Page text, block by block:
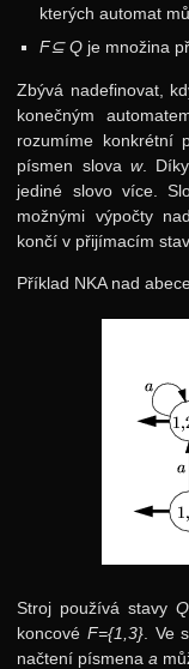
kterých automat
F⊆ Q je množina
Zbývá nadefinovat,
konečným
rozumíme konkrétní
písmen slova w.
jediné slovo více.
možnými výpočty
končí v přijímacím
Příklad NKA nad
Stroj používá stavy
koncové F={1,3} . Ve
načtení písmenaa